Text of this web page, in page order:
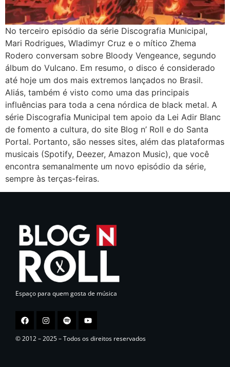
No terceiro episódio da série Discografia Municipal,
Mari Rodrigues, Wladimyr Cruz e o mítico Zhema
Rodero conversam sobre Bloody Vengeance, segundo
álbum do Vulcano. Em resumo, o disco é considerado
até hoje um dos mais extremos lançados no Brasil.
Aliás, também é visto como uma das principais
influências para toda a cena nórdica de black metal. A
série Discografia Municipal tem apoio da Lei Adir Blanc
de fomento a cultura, do site Blog n’ Roll e do Santa
Portal. Portanto, são nesses sites, além das plataformas
musicais (Spotify, Deezer, Amazon Music), que você
encontra semanalmente um novo episódio da série,
sempre às terças-feiras.
Espaço para quem gosta de música
© 2012 – 2025 – Todos os direitos reservados